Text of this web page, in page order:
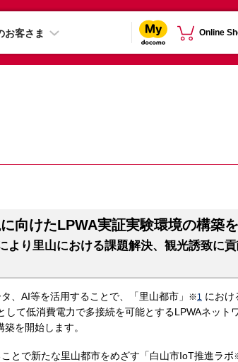
お客さま Online
向けたLPWA実証実験環境の構築
り里山における課題解決、観光誘致に
、AI等を活用することで、「里山都市」 ※1 におけ
て低消費電力で多接続を可能とするLPWAネット
を開始します。
とで新たな里山都市をめざす「白山市IoT推進ラボ